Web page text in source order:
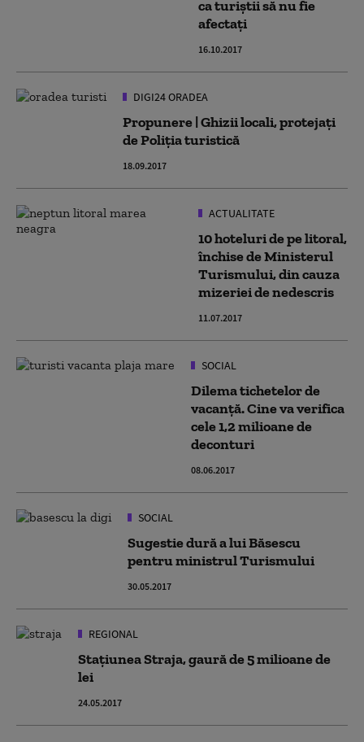
ca turiştii să nu fie
afectaţi
16.10.2017
DIGI24 ORADEA
Propunere | Ghizii locali, protejaţi
de Poliţia turistică
18.09.2017
ACTUALITATE
10 hoteluri de pe litoral,
închise de Ministerul
Turismului, din cauza
mizeriei de nedescris
11.07.2017
SOCIAL
Dilema tichetelor de
vacanţă. Cine va verifica
cele 1,2 milioane de
deconturi
08.06.2017
SOCIAL
Sugestie dură a lui Băsescu
pentru ministrul Turismului
30.05.2017
REGIONAL
Stațiunea Straja, gaură de 5 milioane de
lei
24.05.2017